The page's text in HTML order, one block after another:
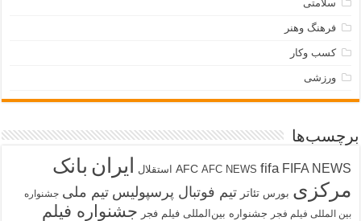
سلامتی
فرهنگ وهنر
کسب وکار
ورزشی
برچسب‌ها
AFC AFC NEWS fifa FIFA NEWS استقلال ایران بانک
مرکزی بورس تئاتر تیم فوتبال پرسپولیس تیم ملی جشنواره
بین المللی فیلم فجر جشنواره بین‌المللی فیلم فجر جشنواره فیلم